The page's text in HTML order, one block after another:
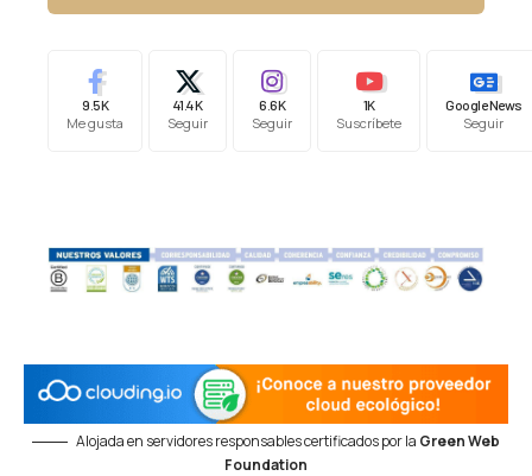
9.5K
Me gusta
41.4K
Seguir
6.6K
Seguir
1K
Suscríbete
Google News
Seguir
Alojada en servidores responsables certificados por la Green Web
Foundation